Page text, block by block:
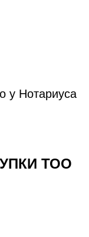
у Нотариуса
ТОО